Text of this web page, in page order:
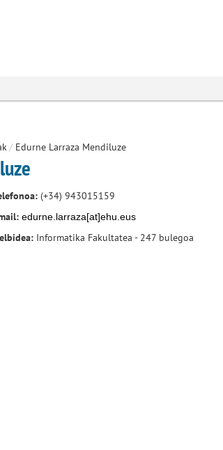
/ Edurne Larraza Mendiluze
(+34) 943015159
edurne.larraza[at]ehu.eus
Informatika Fakultatea - 247 bulegoa